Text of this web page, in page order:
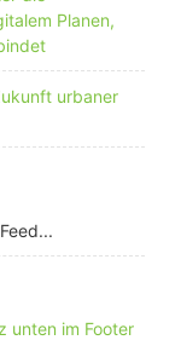
Planen,
urbaner
unten im Footer